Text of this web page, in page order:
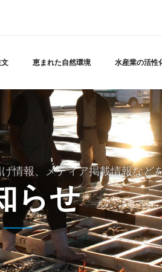
恵まれた自然環境 水産業の活性
情報、メディア掲載情報など
らせ